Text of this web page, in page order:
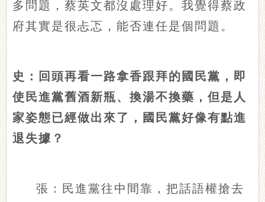
多問題，蔡英文都沒處理好。我覺得蔡政
府其實是很忐忑，能否連任是個問題。
史：回頭再看一路拿香跟拜的國民黨，即
使民進黨舊酒新瓶、換湯不換藥，但是人
家姿態已經做出來了，國民黨好像有點進
退失據？
張：民進黨往中間靠，把話語權搶去